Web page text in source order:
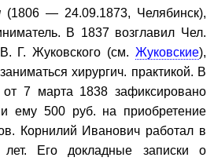
(1806 — 24.09.1873, Челябинск),
В 1837 возглавил Чел.
Г. Жуковского (см. Жуковские),
хирургич. практикой. В
7 марта 1838 зафиксировано
ему 500 руб. на приобретение
Корнилий Иванович работал в
Его докладные записки о